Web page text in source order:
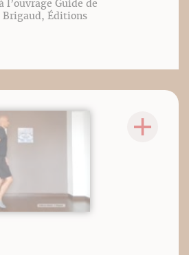
l’ouvrage Guide de
Éditions